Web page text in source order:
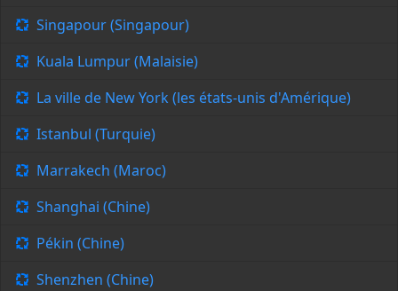
Singapour (Singapour)
Kuala Lumpur (Malaisie)
La ville de New York (les états-unis d'Amérique)
Istanbul (Turquie)
Marrakech (Maroc)
Shanghai (Chine)
Pékin (Chine)
Shenzhen (Chine)